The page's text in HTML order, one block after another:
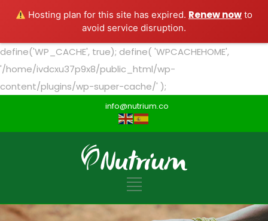
Hosting plan for this site has expired. Renew now to
avoid service disruption.
define('WP_CACHE', true); define( 'WPCACHEHOME',
'/home/ivdcxu37p9x8/public_html/wp-
content/plugins/wp-super-cache/' );
info@nutrium.co